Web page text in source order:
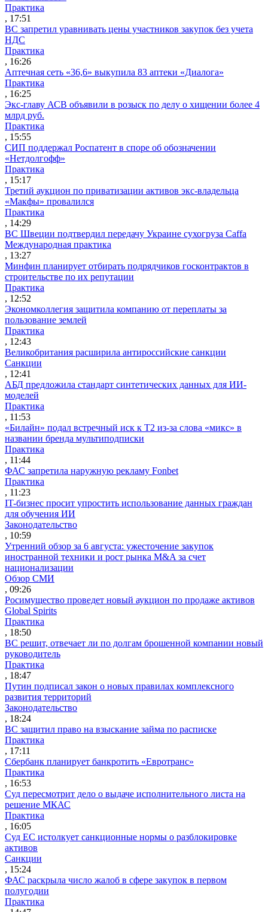
Практика
, 17:51
ВС запретил уравнивать цены участников закупок без учета
НДС
Практика
, 16:26
Аптечная сеть «36,6» выкупила 83 аптеки «Диалога»
Практика
, 16:25
Экс-главу АСВ объявили в розыск по делу о хищении более 4
млрд руб.
Практика
, 15:55
СИП поддержал Роспатент в споре об обозначении
«Нетдолгофф»
Практика
, 15:17
Третий аукцион по приватизации активов экс-владельца
«Макфы» провалился
Практика
, 14:29
ВС Швеции подтвердил передачу Украине сухогруза Caffa
Международная практика
, 13:27
Минфин планирует отбирать подрядчиков госконтрактов в
строительстве по их репутации
Практика
, 12:52
Экономколлегия защитила компанию от переплаты за
пользование землей
Практика
, 12:43
Великобритания расширила антироссийские санкции
Санкции
, 12:41
АБД предложила стандарт синтетических данных для ИИ-
моделей
Практика
, 11:53
«Билайн» подал встречный иск к Т2 из-за слова «микс» в
названии бренда мультиподписки
Практика
, 11:44
ФАС запретила наружную рекламу Fonbet
Практика
, 11:23
IT-бизнес просит упростить использование данных граждан
для обучения ИИ
Законодательство
, 10:59
Утренний обзор за 6 августа: ужесточение закупок
иностранной техники и рост рынка M&A за счет
национализации
Обзор СМИ
, 09:26
Росимущество проведет новый аукцион по продаже активов
Global Spirits
Практика
, 18:50
ВС решит, отвечает ли по долгам брошенной компании новый
руководитель
Практика
, 18:47
Путин подписал закон о новых правилах комплексного
развития территорий
Законодательство
, 18:24
ВС защитил право на взыскание займа по расписке
Практика
, 17:11
Сбербанк планирует банкротить «Евротранс»
Практика
, 16:53
Суд пересмотрит дело о выдаче исполнительного листа на
решение МКАС
Практика
, 16:05
Суд ЕС истолкует санкционные нормы о разблокировке
активов
Санкции
, 15:24
ФАС раскрыла число жалоб в сфере закупок в первом
полугодии
Практика